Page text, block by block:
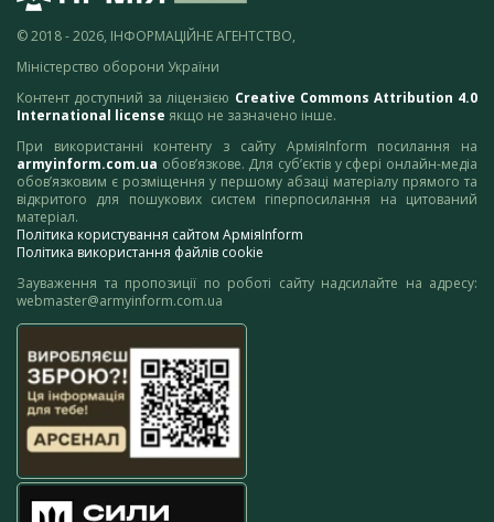
© 2018 - 2026, ІНФОРМАЦІЙНЕ АГЕНТСТВО,
Міністерство оборони України
Контент доступний за ліцензією Creative Commons Attribution 4.0
International license якщо не зазначено інше.
При використанні контенту з сайту АрміяInform посилання на
armyinform.com.ua обов’язкове. Для суб’єктів у сфері онлайн-медіа
обов’язковим є розміщення у першому абзаці матеріалу прямого та
відкритого для пошукових систем гіперпосилання на цитований
матеріал.
Політика користування сайтом АрміяInform
Політика використання файлів cookie
Зауваження та пропозиції по роботі сайту надсилайте на адресу:
webmaster@armyinform.com.ua